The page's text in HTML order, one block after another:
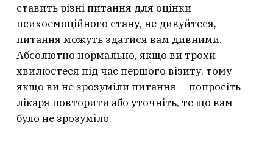
ставить різні питання для оцінки
психоемоційного стану, не дивуйтеся,
питання можуть здатися вам дивними.
Абсолютно нормально, якщо ви трохи
хвилюєтеся під час першого візиту, тому
якщо ви не зрозуміли питання — попросіть
лікаря повторити або уточніть, те що вам
було не зрозуміло.